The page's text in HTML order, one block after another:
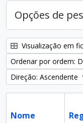
Opções de
Visualização em
Ordenar por ordem:
Direção: Ascendente
Nome